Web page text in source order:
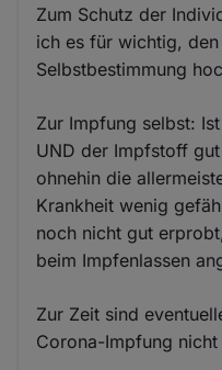
Zum Schutz der
ich es für wichtig,
Selbstbestimmung
Zur Impfung selbst:
UND der Impfstoff
ohnehin die
Krankheit wenig
noch nicht gut
beim Impfenlassen
Zur Zeit sind
Corona-Impfung nicht